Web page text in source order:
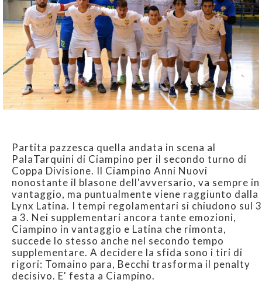
Partita pazzesca quella andata in scena al
PalaTarquini di Ciampino per il secondo turno di
Coppa Divisione. Il Ciampino Anni Nuovi
nonostante il blasone dell'avversario, va sempre in
vantaggio, ma puntualmente viene raggiunto dalla
Lynx Latina. I tempi regolamentari si chiudono sul 3
a 3. Nei supplementari ancora tante emozioni,
Ciampino in vantaggio e Latina che rimonta,
succede lo stesso anche nel secondo tempo
supplementare. A decidere la sfida sono i tiri di
rigori: Tomaino para, Becchi trasforma il penalty
decisivo. E' festa a Ciampino.